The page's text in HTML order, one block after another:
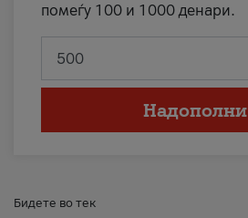
помеѓу 100 и 1000 денари.
Надополни
Бидете во тек